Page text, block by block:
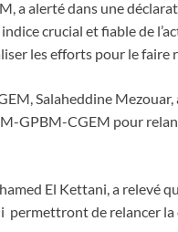
a alerté dans une
crucial et fiable de
les efforts pour le faire
Salaheddine
GPBM-CGEM pour
El Kettani, a relevé
permettront de relancer